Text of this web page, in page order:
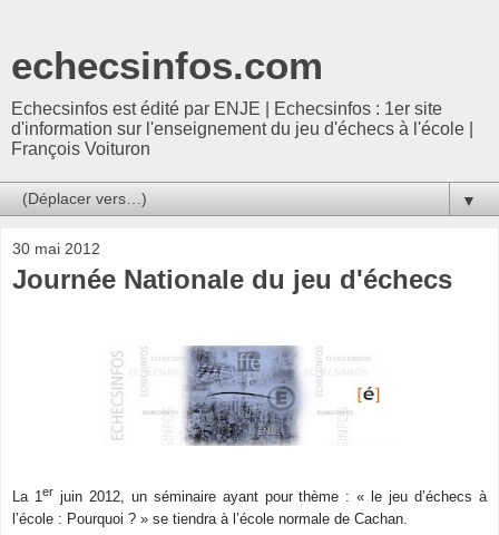
echecsinfos.com
Echecsinfos est édité par ENJE | Echecsinfos : 1er site
d'information sur l'enseignement du jeu d'échecs à l'école |
François Voituron
▼
30 mai 2012
Journée Nationale du jeu d'échecs
La 1er juin 2012, un séminaire ayant pour thème : « le jeu d’échecs à
l’école : Pourquoi ? » se tiendra à l’école normale de Cachan.